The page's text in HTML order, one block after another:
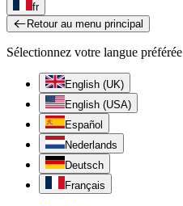
fr
Retour au menu principal
Sélectionnez votre langue préférée
English (UK)
English (USA)
Español
Nederlands
Deutsch
Français